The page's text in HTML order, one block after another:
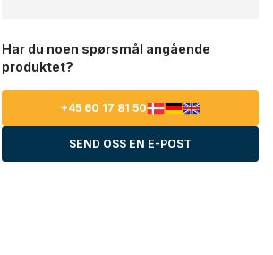
Har du noen spørsmål angående
produktet?
+45 60 17 81 50
SEND OSS EN E-POST